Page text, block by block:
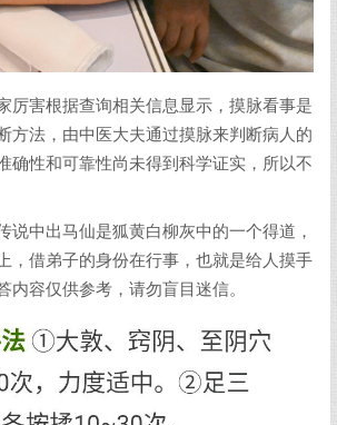
厉害根据查询相关信息显示，摸脉看事是
方法，由中医大夫通过摸脉来判断病人的
确性和可靠性尚未得到科学证实，所以不
说中出马仙是狐黄白柳灰中的一个得道，
，借弟子的身份在行事，也就是给人摸手
内容仅供参考，请勿盲目迷信。